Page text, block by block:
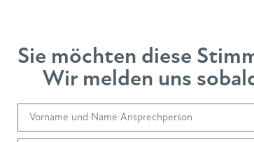
Sie möchten diese
Wir melden uns